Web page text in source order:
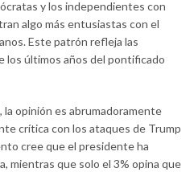
y los independientes con
algo más entusiastas con el
Este patrón refleja las
los últimos años del pontificado
opinión es abrumadoramente
crítica con los ataques de Trump
cree que el presidente ha
mientras que solo el 3% opina que